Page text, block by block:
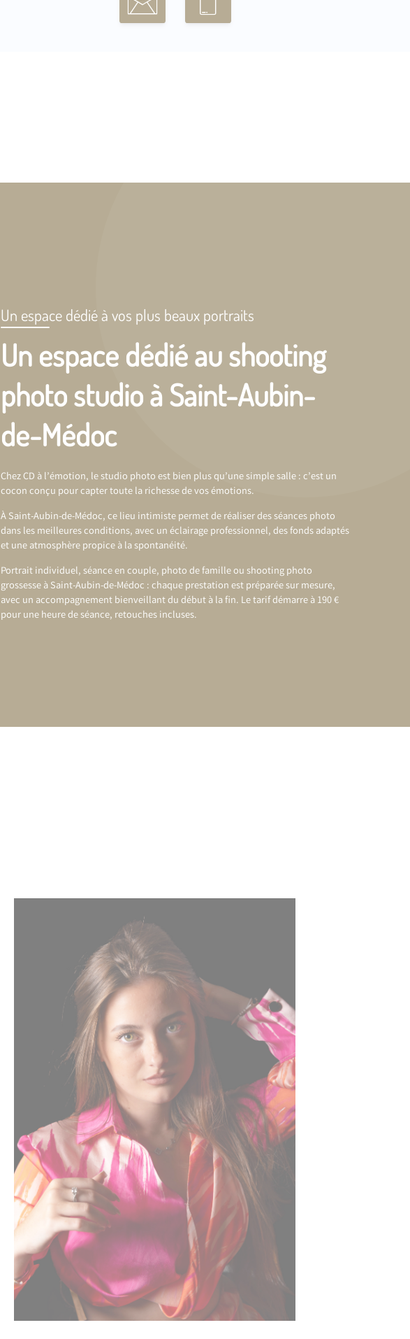
Un espace dédié à vos plus beaux portraits
Un espace dédié au shooting
photo studio à Saint-Aubin-
de-Médoc
Chez CD à l’émotion, le studio photo est bien plus qu’une simple salle : c’est un
cocon conçu pour capter toute la richesse de vos émotions.
À Saint-Aubin-de-Médoc, ce lieu intimiste permet de réaliser des séances photo
dans les meilleures conditions, avec un éclairage professionnel, des fonds adaptés
et une atmosphère propice à la spontanéité.
Portrait individuel, séance en couple, photo de famille ou shooting photo
grossesse à Saint-Aubin-de-Médoc : chaque prestation est préparée sur mesure,
avec un accompagnement bienveillant du début à la fin. Le tarif démarre à 190 €
pour une heure de séance, retouches incluses.